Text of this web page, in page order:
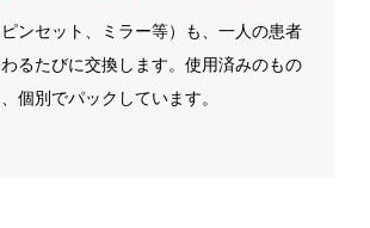
ンセット、ミラー等）も、一人の患者
るたびに交換します。使用済みのもの
個別でパックしています。